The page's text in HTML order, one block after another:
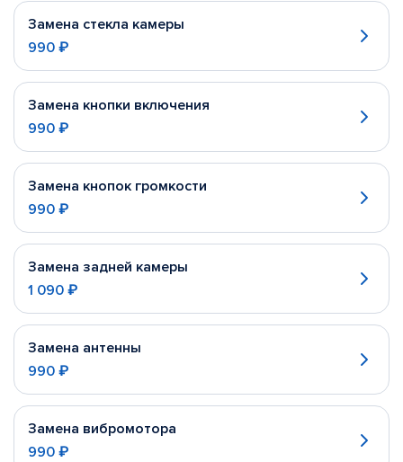
Замена стекла камеры
990 ₽
Замена кнопки включения
990 ₽
Замена кнопок громкости
990 ₽
Замена задней камеры
1 090 ₽
Замена антенны
990 ₽
Замена вибромотора
990 ₽